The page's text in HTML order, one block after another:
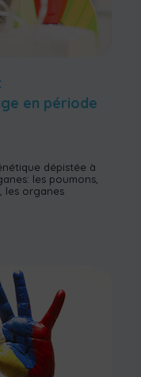
en période
dépistée à
les poumons,
les organes